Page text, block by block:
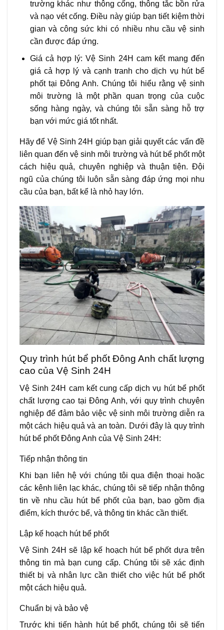
trường khác như thông cống, thông tắc bồn rửa
và nạo vét cống. Điều này giúp bạn tiết kiệm thời
gian và công sức khi có nhiều nhu cầu vệ sinh
cần được đáp ứng.
Giá cả hợp lý: Vệ Sinh 24H cam kết mang đến
giá cả hợp lý và cạnh tranh cho dịch vụ hút bể
phốt tại Đông Anh. Chúng tôi hiểu rằng vệ sinh
môi trường là một phần quan trọng của cuộc
sống hàng ngày, và chúng tôi sẵn sàng hỗ trợ
bạn với mức giá tốt nhất.
Hãy để Vệ Sinh 24H giúp bạn giải quyết các vấn đề
liên quan đến vệ sinh môi trường và hút bể phốt một
cách hiệu quả, chuyên nghiệp và thuận tiện. Đội
ngũ của chúng tôi luôn sẵn sàng đáp ứng mọi nhu
cầu của bạn, bất kể là nhỏ hay lớn.
Quy trình hút bể phốt Đông Anh chất lượng
cao của Vệ Sinh 24H
Vệ Sinh 24H cam kết cung cấp dịch vụ hút bể phốt
chất lượng cao tại Đông Anh, với quy trình chuyên
nghiệp để đảm bảo việc vệ sinh môi trường diễn ra
một cách hiệu quả và an toàn. Dưới đây là quy trình
hút bể phốt Đông Anh của Vệ Sinh 24H:
Tiếp nhận thông tin
Khi bạn liên hệ với chúng tôi qua điện thoại hoặc
các kênh liên lạc khác, chúng tôi sẽ tiếp nhận thông
tin về nhu cầu hút bể phốt của bạn, bao gồm địa
điểm, kích thước bể, và thông tin khác cần thiết.
Lập kế hoạch hút bể phốt
Vệ Sinh 24H sẽ lập kế hoạch hút bể phốt dựa trên
thông tin mà bạn cung cấp. Chúng tôi sẽ xác định
thiết bị và nhân lực cần thiết cho việc hút bể phốt
một cách hiệu quả.
Chuẩn bị và bảo vệ
Trước khi tiến hành hút bể phốt, chúng tôi sẽ tiến